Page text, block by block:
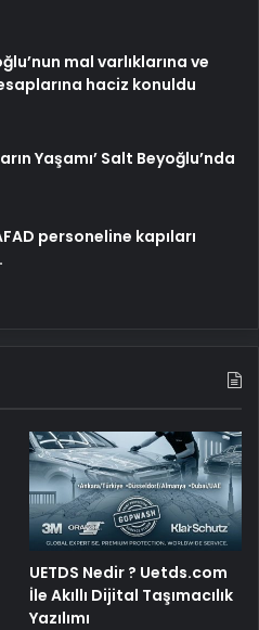
mal varlıklarına ve
haciz konuldu
Yaşamı’ Salt Beyoğlu’nda
personeline kapıları
UETDS Nedir ? Uetds.com
İle Akıllı Dijital Taşımacılık
Yazılımı